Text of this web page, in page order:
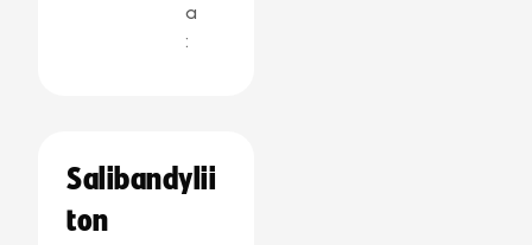
a
:
Salibandylii
ton